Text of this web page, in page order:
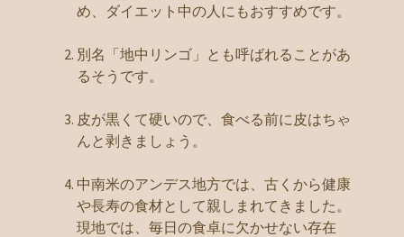
め、ダイエット中の人にもおすすめです。
別名「地中リンゴ」とも呼ばれることがあ
るそうです。
皮が黒くて硬いので、食べる前に皮はちゃ
んと剥きましょう。
中南米のアンデス地方では、古くから健康
や長寿の食材として親しまれてきました。
現地では、毎日の食卓に欠かせない存在